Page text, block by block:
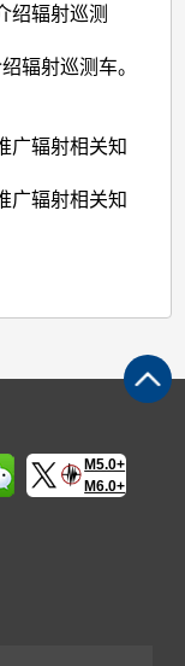
辐射巡测车。
广辐射相关知
M5.0+
M6.0+